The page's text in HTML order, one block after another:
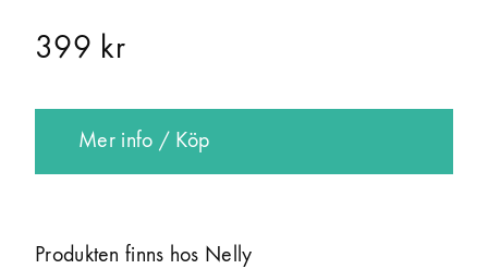
399 kr
Mer info / Köp
Produkten finns hos Nelly